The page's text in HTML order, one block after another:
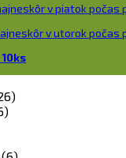
v piatok počas
v utorok počas